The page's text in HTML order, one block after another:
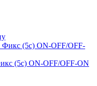
(5с) ON-OFF/OFF-ON